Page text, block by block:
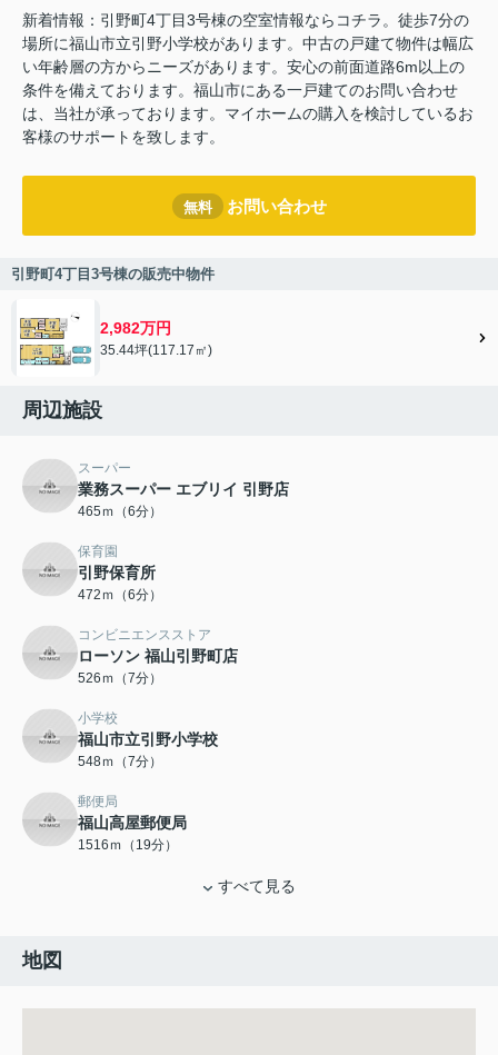
新着情報：引野町4丁目3号棟の空室情報ならコチラ。徒歩7分の
場所に福山市立引野小学校があります。中古の戸建て物件は幅広
い年齢層の方からニーズがあります。安心の前面道路6m以上の
条件を備えております。福山市にある一戸建てのお問い合わせ
は、当社が承っております。マイホームの購入を検討しているお
客様のサポートを致します。
無料 お問い合わせ
引野町4丁目3号棟の販売中物件
2,982万円
35.44坪(117.17㎡)
周辺施設
スーパー
業務スーパー エブリイ 引野店
465ｍ（6分）
保育園
引野保育所
472ｍ（6分）
コンビニエンスストア
ローソン 福山引野町店
526ｍ（7分）
小学校
福山市立引野小学校
548ｍ（7分）
郵便局
福山高屋郵便局
1516ｍ（19分）
すべて見る
地図